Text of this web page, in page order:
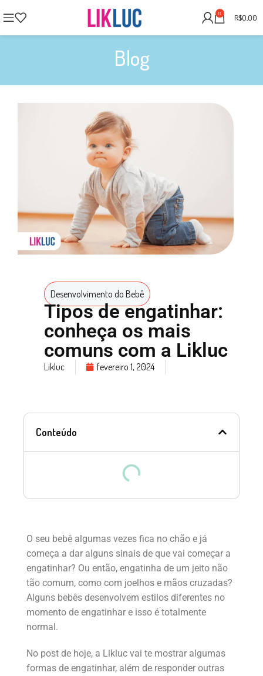
0 R$0,00
Blog
Desenvolvimento do Bebê
Tipos de engatinhar:
conheça os mais
comuns com a Likluc
Likluc fevereiro 1, 2024
Conteúdo
O seu bebê algumas vezes fica no chão e já
começa a dar alguns sinais de que vai começar a
engatinhar? Ou então, engatinha de um jeito não
tão comum, como com joelhos e mãos cruzadas?
Alguns bebês desenvolvem estilos diferentes no
momento de engatinhar e isso é totalmente
normal.
No post de hoje, a Likluc vai te mostrar algumas
formas de engatinhar, além de responder outras